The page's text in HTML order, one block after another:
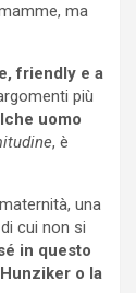
ma
friendly e a
più
uomo
, è
una
cui non si
in questo
o la